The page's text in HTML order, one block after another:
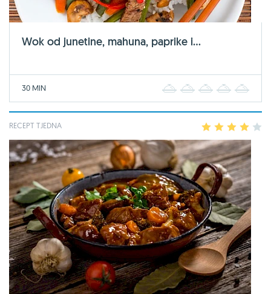
Wok od junetine, mahuna, paprike i...
30 MIN 2 3 4
RECEPT TJEDNA 2 3 4